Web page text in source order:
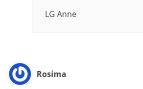
LG Anne
Rosima